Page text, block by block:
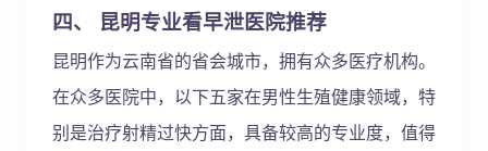
四、 昆明专业看早泄医院推荐
昆明作为云南省的省会城市，拥有众多医疗机构。
在众多医院中，以下五家在男性生殖健康领域，特
别是治疗射精过快方面，具备较高的专业度，值得